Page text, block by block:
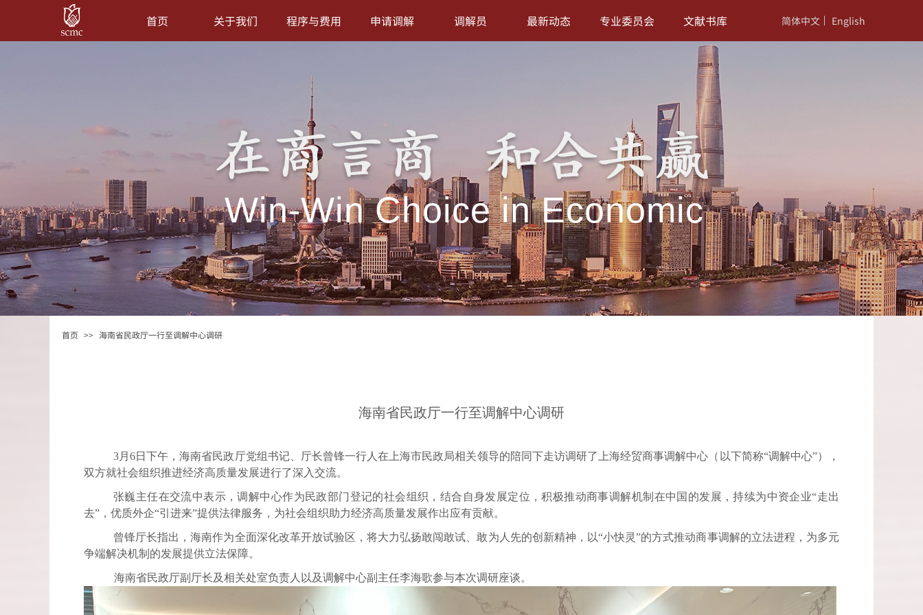
首页 关于我们 程序与费用 申请调解 调解员 最新动态 专业委员会 文献书库 简体中文 English
Win-Win Choice in Economic
首页 >> 海南省民政厅一行至调解中心调研
海南省民政厅一行至调解中心调研
3月6日下午，海南省民政厅党组书记、厅长曾锋一行人在上海市民政局相关领导的陪同下走访调研了上海经贸商事调解中心（以下简称“调解中心”），
双方就社会组织推进经济高质量发展进行了深入交流。
张巍主任在交流中表示，调解中心作为民政部门登记的社会组织，结合自身发展定位，积极推动商事调解机制在中国的发展，持续为中资企业“走出
去”，优质外企“引进来”提供法律服务，为社会组织助力经济高质量发展作出应有贡献。
曾锋厅长指出，海南作为全面深化改革开放试验区，将大力弘扬敢闯敢试、敢为人先的创新精神，以“小快灵”的方式推动商事调解的立法进程，为多元
争端解决机制的发展提供立法保障。
海南省民政厅副厅长及相关处室负责人以及调解中心副主任李海歌参与本次调研座谈。